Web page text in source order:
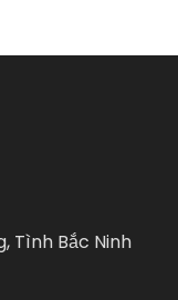
Tình Bắc Ninh